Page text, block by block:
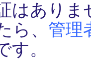
はあり
ら、 管理
。